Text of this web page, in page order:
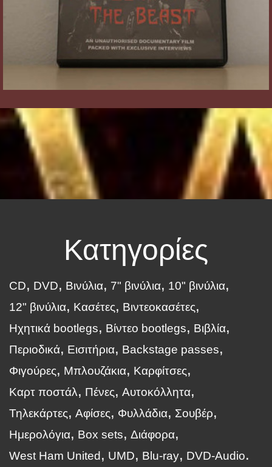
Κατηγορίες
CD DVD Βινύλια 7" βινύλια
10" βινύλια
12" βινύλια
Κασέτες
Βιντεοκασέτες
Ηχητικά bootlegs
Βίντεο bootlegs
Βιβλία
Περιοδικά
Εισιτήρια
Backstage passes
Φιγούρες
Μπλουζάκια
Καρφίτσες
Καρτ ποστάλ
Πένες
Αυτοκόλλητα
Τηλεκάρτες
Αφίσες Φυλλάδια
Σουβέρ
Ημερολόγια
Box sets
Διάφορα
West Ham United
UMD Blu-ray DVD-Audio